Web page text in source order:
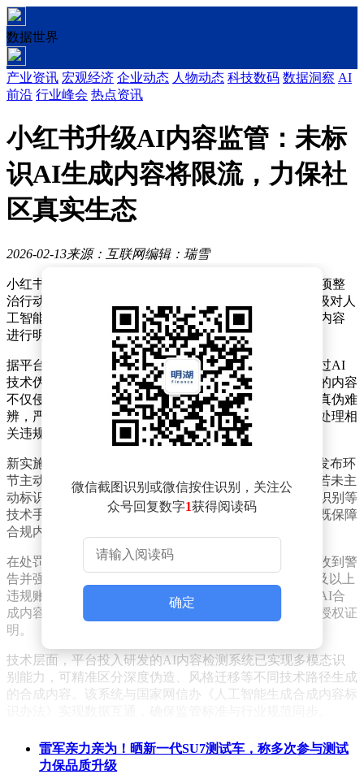
数据世界
产业资讯 宏观经济 企业动态 人物动态 科技数码 数据洞察 AI
前沿 行业峰会 热点资讯
小红书升级AI内容监管：未标
识AI生成内容将限流，力保社
区真实生态
2026-02-13来源：互联网编辑：瑞雪
小红书平台近期针对站内出现的AI技术滥用问题展开专项整
治行动。平台官方账号“薯管家”发布公告称，将全面升级对人
工智能生成内容的监管措施，要求创作者必须对AI合成内容
进行明确标识，以维护社区内容真实性和用户权益。
据平台披露，近期收到大量用户举报，反映部分账号通过AI
技术伪造公众人物形象、制作虚假视频。这些未经授权的内容
不仅侵犯当事人肖像权，更因未履行标识义务导致信息真伪难
辨，严重破坏社区信任体系。平台数据显示，仅上月就处理相
关违规内容超2.3万条。
新实施的监管方案采用"双轨制"标识体系：创作者需在发布环
节主动勾选"AI生成"选项，系统将自动添加特殊标识；若未主
动标识，平台检测系统将通过图像特征分析、行为模式识别等
技术手段进行二次判定，强制添加醒目标识。这种设计既保障
合规内容传播效率，又形成技术防控闭环。
在处罚机制方面，平台建立分级处置体系。首次违规将收到警
告并强制标识，二次违规内容推荐权重降低50%，三次及以上
违规账号将被限制发布权限。特别针对涉及公众人物的AI合
成内容，平台将启动专项审核通道，要求提供原始素材授权证
明。
技术层面，平台投入研发的AI内容检测系统已实现多模态识
别能力，可精准区分深度伪造、风格迁移等不同技术路径生成
的合成内容。该系统与国家网信办《人工智能生成合成内容标
此次整治行动同步启动创作者教育计划，通过线上课程、案例
解析等方式帮助用户理解合规要求。平台负责人表示，将持续
优化技术手段，建立"技术防控+人工审核+用户举报"的三维治
微信截图识别或微信按住识别，关注公
众号回复数字1获得阅读码
确定
雷军亲力亲为！晒新一代SU7测试车，称多次参与测试
力保品质升级